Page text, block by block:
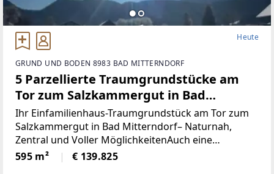
Heute
GRUND UND BODEN 8983 BAD MITTERNDORF
5 Parzellierte Traumgrundstücke am
Tor zum Salzkammergut in Bad
Mitterndorf - naturnah, zentral und
voller Möglichkeiten (Provisionsfrei)
Ihr Einfamilienhaus-Traumgrundstück am Tor zum
Salzkammergut in Bad Mitterndorf– Naturnah,
Zentral und Voller MöglichkeitenAuch eine
touristische Vermietung ist nach Absprache mit der
Gemeinde möglich.Die Loipe und Therme
595 m² € 139.825